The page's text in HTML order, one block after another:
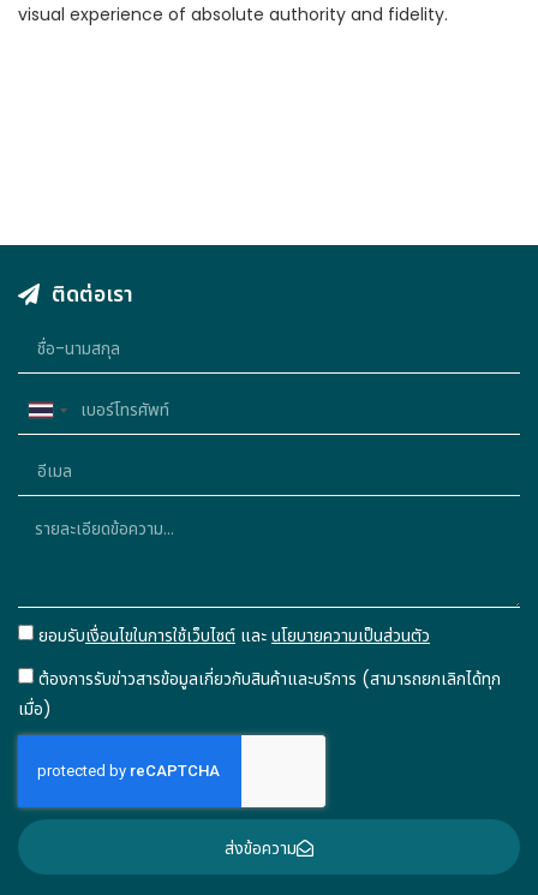
visual experience of absolute authority and fidelity.
ติดต่อเรา
Thailand
ยอมรับเงื่อนไขในการใช้เว็บไซต์ และ นโยบายความเป็นส่วนตัว
ต้องการรับข่าวสารข้อมูลเกี่ยวกับสินค้าและบริการ (สามารถยกเลิกได้ทุก
เมื่อ)
ส่งข้อความ